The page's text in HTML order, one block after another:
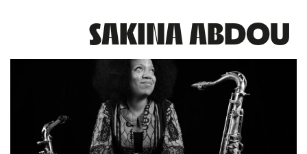
SAKINA ABDOU